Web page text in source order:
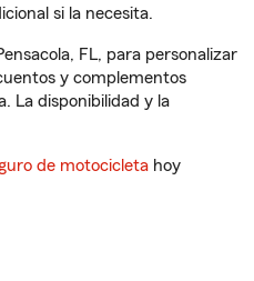
si la necesita.
FL, para personalizar
y complementos
La disponibilidad y la
de motocicleta hoy